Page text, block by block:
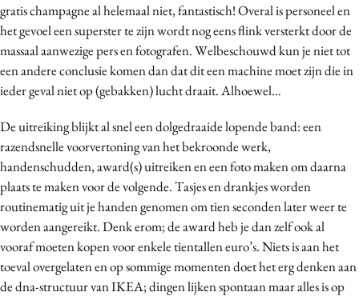
Merkstrategie
PR
Programmatic
Purpose Marketing
gratis champagne al helemaal niet, fantastisch! Overal is personeel en
het gevoel een superster te zijn wordt nog eens flink versterkt door de
massaal aanwezige pers en fotografen. Welbeschouwd kun je niet tot
een andere conclusie komen dan dat dit een machine moet zijn die in
ieder geval niet op (gebakken) lucht draait. Alhoewel…
De uitreiking blijkt al snel een dolgedraaide lopende band: een
razendsnelle voorvertoning van het bekroonde werk,
handenschudden, award(s) uitreiken en een foto maken om daarna
plaats te maken voor de volgende. Tasjes en drankjes worden
routinematig uit je handen genomen om tien seconden later weer te
worden aangereikt. Denk erom; de award heb je dan zelf ook al
vooraf moeten kopen voor enkele tientallen euro’s. Niets is aan het
toeval overgelaten en op sommige momenten doet het erg denken aan
de dna-structuur van IKEA; dingen lijken spontaan maar alles is op